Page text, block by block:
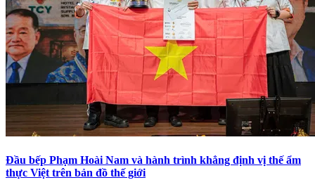
Đầu bếp Phạm Hoài Nam và hành trình khẳng định vị thế ẩm
thực Việt trên bản đồ thế giới